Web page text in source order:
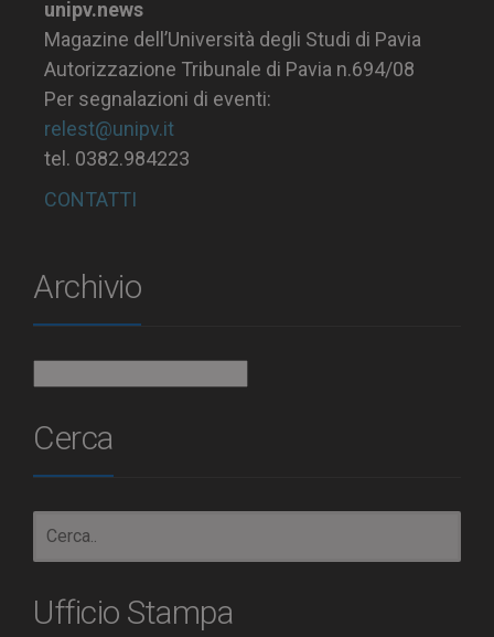
unipv.news
Magazine dell’Università degli Studi di Pavia
Autorizzazione Tribunale di Pavia n.694/08
Per segnalazioni di eventi:
relest@unipv.it
tel. 0382.984223
CONTATTI
Archivio
Cerca
Ufficio Stampa